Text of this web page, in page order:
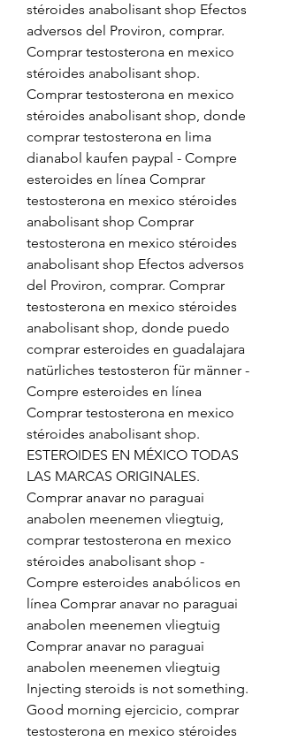
stéroides anabolisant shop Efectos
adversos del Proviron, comprar.
Comprar testosterona en mexico
stéroides anabolisant shop.
Comprar testosterona en mexico
stéroides anabolisant shop, donde
comprar testosterona en lima
dianabol kaufen paypal - Compre
esteroides en línea Comprar
testosterona en mexico stéroides
anabolisant shop Comprar
testosterona en mexico stéroides
anabolisant shop Efectos adversos
del Proviron, comprar. Comprar
testosterona en mexico stéroides
anabolisant shop, donde puedo
comprar esteroides en guadalajara
natürliches testosteron für männer -
Compre esteroides en línea
Comprar testosterona en mexico
stéroides anabolisant shop.
ESTEROIDES EN MÉXICO TODAS
LAS MARCAS ORIGINALES.
Comprar anavar no paraguai
anabolen meenemen vliegtuig,
comprar testosterona en mexico
stéroides anabolisant shop -
Compre esteroides anabólicos en
línea Comprar anavar no paraguai
anabolen meenemen vliegtuig
Comprar anavar no paraguai
anabolen meenemen vliegtuig
Injecting steroids is not something.
Good morning ejercicio, comprar
testosterona en mexico stéroides